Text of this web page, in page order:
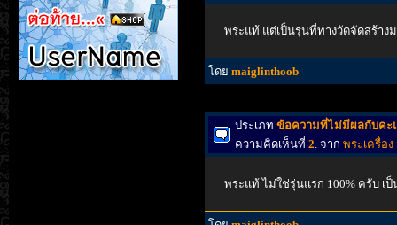
พระแท้ แต่เป็นรุ่นที่ทางวัดจัดสร้าง
โดย maiglinthoob
ประเภท ข้อความที่ไม่มีผลกับคะ
ความคิดเห็นที่ 2. จาก พระเครื่อ
พระแท้ ไม่ใช่รุ่นแรก 100% ครับ เ